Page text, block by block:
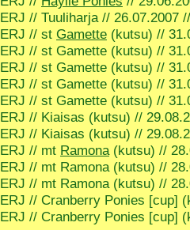
ERJ // Tuuliharja // 26.07.2007
ERJ // st Gamette (kutsu) //
ERJ // st Gamette (kutsu) //
ERJ // st Gamette (kutsu) //
ERJ // st Gamette (kutsu) //
ERJ // st Gamette (kutsu) //
ERJ // Kiaisas (kutsu) //
ERJ // Kiaisas (kutsu) //
ERJ // mt Ramona(kutsu) //
ERJ // mt Ramona (kutsu) //
ERJ // mt Ramona (kutsu) //
ERJ // Cranberry Ponies [cup]
ERJ // Cranberry Ponies [cup]